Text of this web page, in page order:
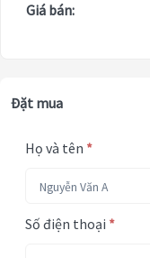
Giá bán:
Đặt mua
Họ và tên *
Số điện thoại *